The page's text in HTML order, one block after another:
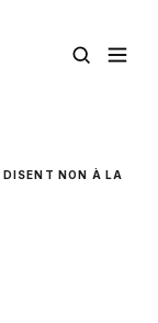
NON À LA